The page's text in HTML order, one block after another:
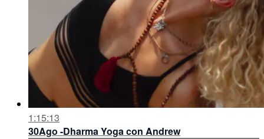
1:15:13
30Ago -Dharma Yoga con Andrew